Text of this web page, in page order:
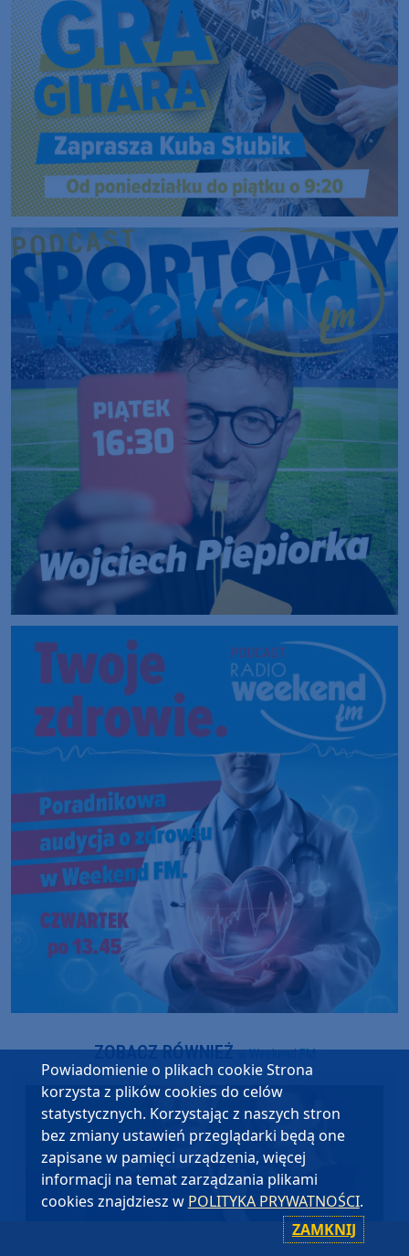
ZOBACZ RÓWNIEŻw Weekend FM
Powiadomienie o plikach cookie Strona
korzysta z plików cookies do celów
statystycznych. Korzystając z naszych stron
bez zmiany ustawień przeglądarki będą one
zapisane w pamięci urządzenia, więcej
informacji na temat zarządzania plikami
cookies znajdziesz w POLITYKA PRYWATNOŚCI.
ZAMKNIJ